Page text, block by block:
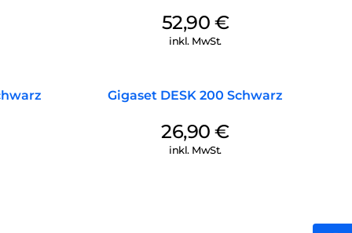
52,90 €
inkl. MwSt.
Gigaset DESK 200 Schwarz
26,90€
inkl. MwSt.